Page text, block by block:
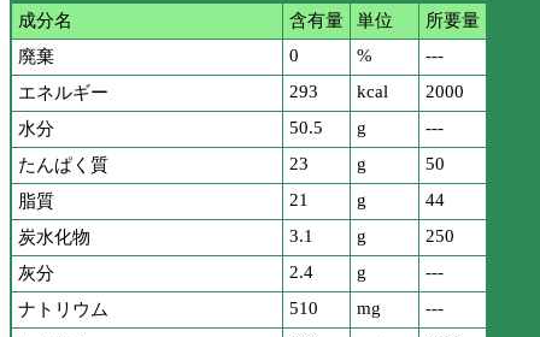
成分名 含有量 単位
所要量
廃棄
0 %
---
エネルギー
293 kcal
2000
水分
50.5 g
---
たんぱく質
23 g
50
脂質
21 g
44
炭水化物
3.1 g
250
灰分
2.4 g
---
ナトリウム
510 mg
---